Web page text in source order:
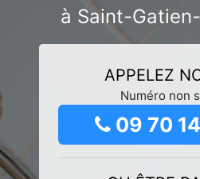
à Saint-
APPELEZ
Numéro non
09 70